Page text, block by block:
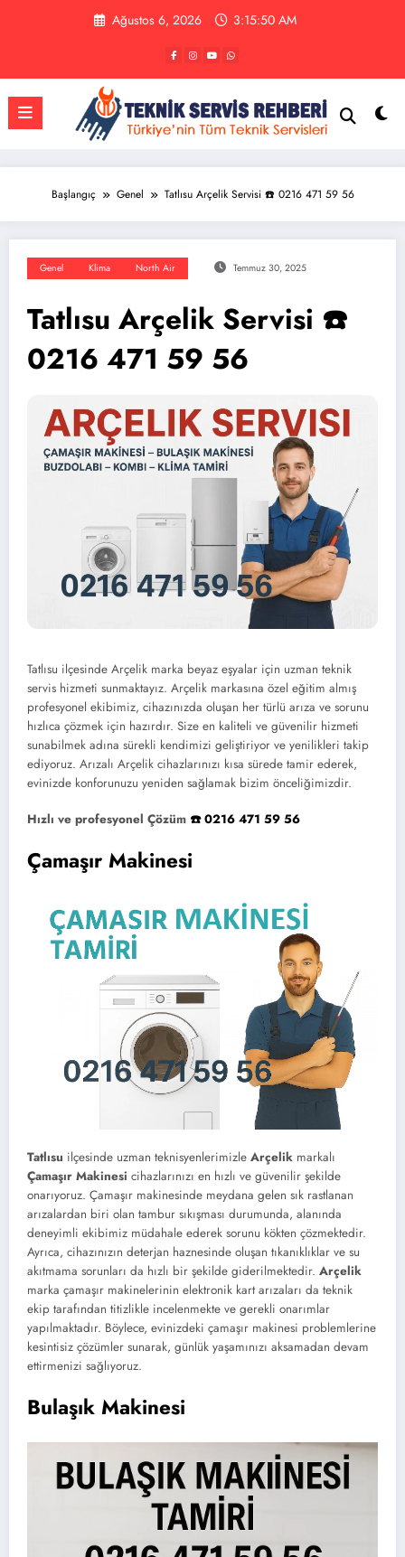
Ağustos 6, 2026 3:15:51 AM
Başlangıç Genel Tatlısu Arçelik Servisi ☎️ 0216 471 59 56
Genel Klima North Air Temmuz 30, 2025
Tatlısu Arçelik Servisi ☎️
0216 471 59 56
Tatlısu ilçesinde Arçelik marka beyaz eşyalar için uzman teknik
servis hizmeti sunmaktayız. Arçelik markasına özel eğitim almış
profesyonel ekibimiz, cihazınızda oluşan her türlü arıza ve sorunu
hızlıca çözmek için hazırdır. Size en kaliteli ve güvenilir hizmeti
sunabilmek adına sürekli kendimizi geliştiriyor ve yenilikleri takip
ediyoruz. Arızalı Arçelik cihazlarınızı kısa sürede tamir ederek,
evinizde konforunuzu yeniden sağlamak bizim önceliğimizdir.
Hızlı ve profesyonel Çözüm ☎️ 0216 471 59 56
Çamaşır Makinesi
Tatlısu ilçesinde uzman teknisyenlerimizle Arçelik markalı
Çamaşır Makinesi cihazlarınızı en hızlı ve güvenilir şekilde
onarıyoruz. Çamaşır makinesinde meydana gelen sık rastlanan
arızalardan biri olan tambur sıkışması durumunda, alanında
deneyimli ekibimiz müdahale ederek sorunu kökten çözmektedir.
Ayrıca, cihazınızın deterjan haznesinde oluşan tıkanıklıklar ve su
akıtmama sorunları da hızlı bir şekilde giderilmektedir. Arçelik
marka çamaşır makinelerinin elektronik kart arızaları da teknik
ekip tarafından titizlikle incelenmekte ve gerekli onarımlar
yapılmaktadır. Böylece, evinizdeki çamaşır makinesi problemlerine
kesintisiz çözümler sunarak, günlük yaşamınızı aksamadan devam
ettirmenizi sağlıyoruz.
Bulaşık Makinesi